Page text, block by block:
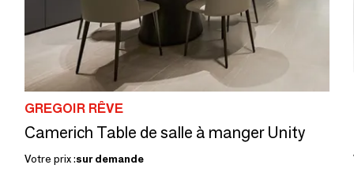
GREGOIR RÊVE
Camerich Table de salle à manger Unity
Votre prix :sur demande